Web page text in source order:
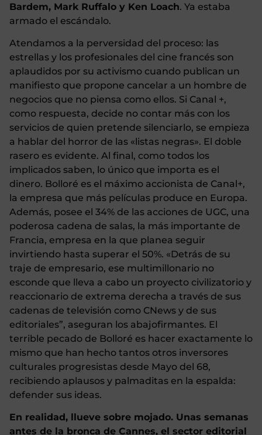
Bardem, Mark Ruffalo y Ken Loach. Ya estaba
armado el escándalo.
Atendamos a la perversidad del proceso: las
estrellas y los profesionales del cine francés son
aplaudidos por su activismo cuando publican un
manifiesto que propone cancelar a un hombre de
negocios que no piensa como ellos. Si Canal +,
como respuesta, decide no contar más con los
servicios de quien pretende silenciarlo, se empieza
a hablar del horror de las «listas negras». El doble
rasero es evidente. Al final, como todos los
implicados saben, lo único que importa es el
dinero. Bolloré es el máximo accionista de Canal+,
la empresa que más películas produce en Europa.
Además, posee el 34% de las acciones de UGC, una
poderosa cadena de salas, la más importante de
Francia, empresa en la que planea seguir
invirtiendo hasta superar el 50%. «Detrás de su
traje de empresario, ese multimillonario no
esconde que lleva a cabo un proyecto civilizatorio y
reaccionario de extrema derecha a través de sus
cadenas de televisión como CNews y de sus
editoriales”, aseguran los abajofirmantes. El
terrible pecado de Bolloré es hacer exactamente lo
mismo que han hecho tantos otros inversores
culturales progresistas desde Mayo del 68,
recibiendo aplausos y palmaditas en la espalda:
defender sus ideas.
En realidad, llueve sobre mojado. Unas semanas
antes de la bronca de Cannes, el sector editorial